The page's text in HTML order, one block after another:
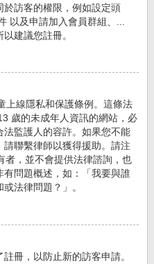
訪客的權限，例如設定頭
以及申請加入會員群組、...
建議您註冊。
上線隱私和保護條例。這條法
歲的未成年人資訊的網站，必
監護人的容許。如果您不能
聯繫律師以獲得援助。請注
者，並不會提供法律諮詢，也
問題概述，如：「我要與誰
法律問題？」。
冊，以防止新的訪客申請。